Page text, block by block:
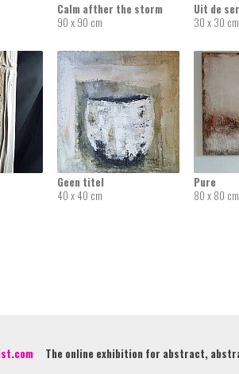
Calm afther the storm
90 x 90 cm
Uit de
30 x 30 cm
Geen titel
40 x 40 cm
Pure
80 x 80 cm
The online exhibition for abstract,